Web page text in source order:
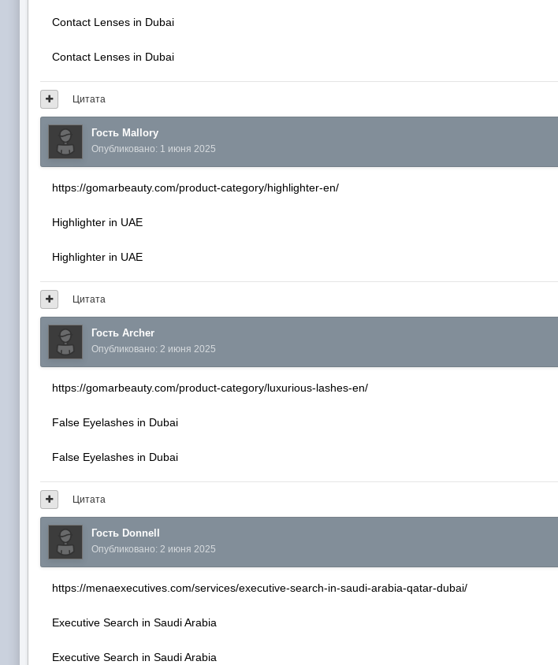
Contact Lenses in Dubai
Contact Lenses in Dubai
Цитата
Гость Mallory
Опубликовано: 1 июня 2025
https://gomarbeauty.com/product-category/highlighter-en/
Highlighter in UAE
Highlighter in UAE
Цитата
Гость Archer
Опубликовано: 2 июня 2025
https://gomarbeauty.com/product-category/luxurious-lashes-en/
False Eyelashes in Dubai
False Eyelashes in Dubai
Цитата
Гость Donnell
Опубликовано: 2 июня 2025
https://menaexecutives.com/services/executive-search-in-saudi-arabia-qatar-dubai/
Executive Search in Saudi Arabia
Executive Search in Saudi Arabia